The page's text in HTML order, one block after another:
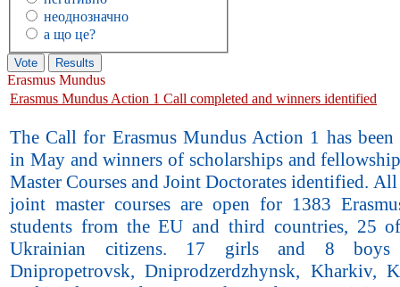
неоднозначно
а що це?
Erasmus Mundus
Erasmus Mundus Action 1 Call completed and winners identified
The Call for Erasmus Mundus Action 1 has been
in May and winners of scholarships and
Master Courses and Joint Doctorates identified. All
joint master courses are open for 1383
students from the EU and third countries, 25
Ukrainian citizens. 17 girls and 8 boys
Dnipropetrovsk, Dniprodzerdzhynsk, Kharkiv,